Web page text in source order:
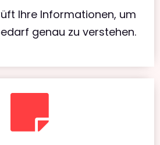
Ihre Informationen, um
genau zu verstehen.